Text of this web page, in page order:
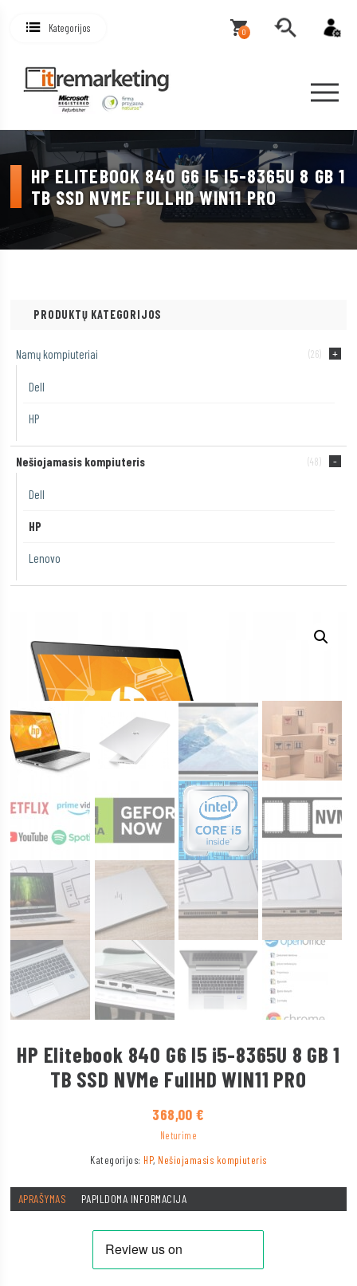
Kategorijos 0
HP ELITEBOOK 840 G6 I5 I5-8365U 8 GB 1
TB SSD NVME FULLHD WIN11 PRO
PRODUKTŲ KATEGORIJOS
Namų kompiuteriai (26)
Dell
HP
Nešiojamasis kompiuteris (48)
Dell
HP
Lenovo
HP Elitebook 840 G6 I5 i5-8365U 8 GB 1
TB SSD NVMe FullHD WIN11 PRO
368,00€
Neturime
Kategorijos: HP, Nešiojamasis kompiuteris
APRAŠYMAS PAPILDOMA INFORMACIJA